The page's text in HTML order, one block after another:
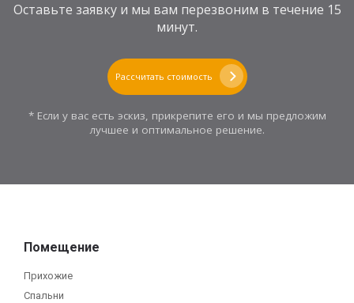
Оставьте заявку и мы вам перезвоним в течение 15
минут.
Рассчитать стоимость
* Если у вас есть эскиз, прикрепите его и мы предложим
лучшее и оптимальное решение.
Помещение
Прихожие
Спальни